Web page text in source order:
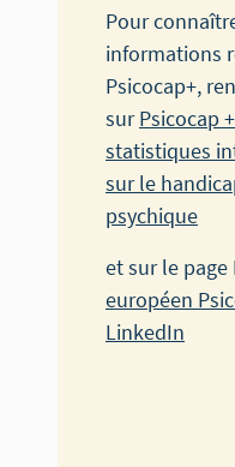
Pour
informations
Psicocap+,
surPsicocap
statistiques
sur le
psychique
et sur le page
européen
LinkedIn